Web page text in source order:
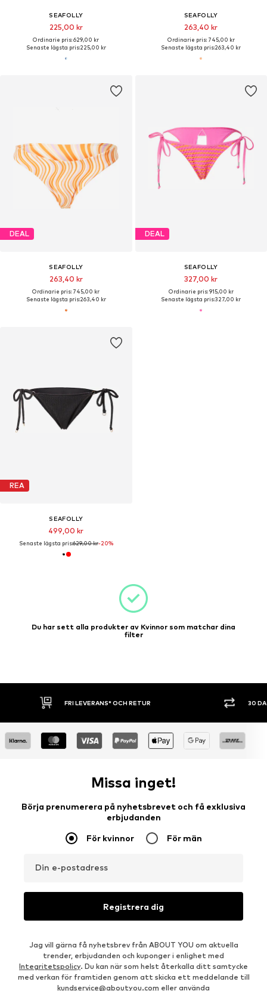
SEAFOLLY
225,00 kr
Ordinarie pris: 629,00 kr
Senaste lägsta pris:225,00 kr
SEAFOLLY
263,40 kr
Ordinarie pris: 745,00 kr
Senaste lägsta pris:263,40 kr
DEAL
SEAFOLLY
263,40 kr
Ordinarie pris: 745,00 kr
Senaste lägsta pris:263,40 kr
DEAL
SEAFOLLY
327,00 kr
Ordinarie pris: 915,00 kr
Senaste lägsta pris:327,00 kr
REA
SEAFOLLY
499,00 kr
Senaste lägsta pris:629,00 kr-20%
Du har sett alla produkter av Kvinnor som matchar dina
filter
30 DAGARS ÖPPET KÖP SHOPPA NU.
Missa inget!
Börja prenumerera på nyhetsbrevet och få exklusiva
erbjudanden
För kvinnor För män
Din e-postadress
Registrera dig
Jag vill gärna få nyhetsbrev från ABOUT YOU om aktuella
trender, erbjudanden och kuponger i enlighet med
Integritetspolicy. Du kan när som helst återkalla ditt samtycke
med verkan för framtiden genom att skicka ett meddelande till
kundservice@aboutyou.com eller använda